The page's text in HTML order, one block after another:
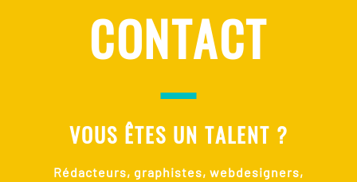
CONTACT
VOUS ÊTES UN TALENT ?
Rédacteurs, graphistes, webdesigners,